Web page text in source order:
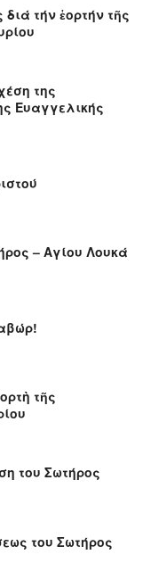
τήν ἑορτήν τῆς
της
Ευαγγελικής
– Αγίου Λουκά
τῆς
του Σωτήρος
του Σωτήρος